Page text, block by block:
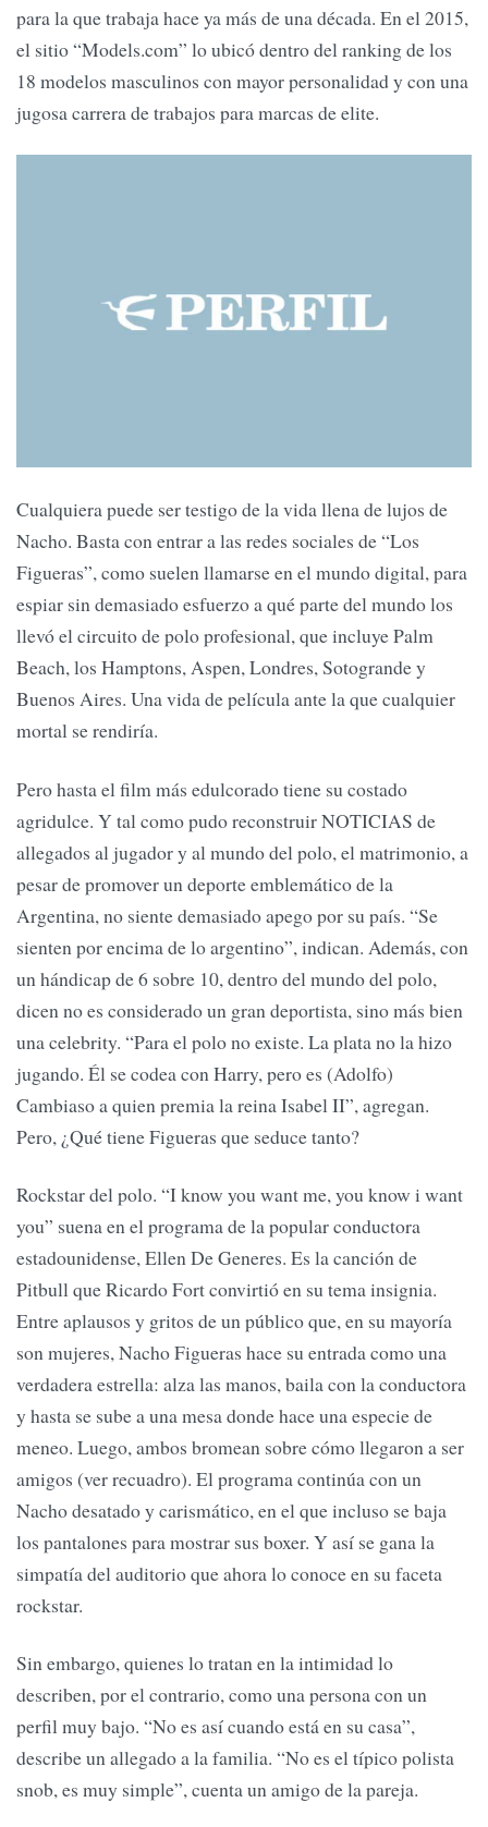
para la que trabaja hace ya más de una década. En el 2015,
el sitio “Models.com” lo ubicó dentro del ranking de los
18 modelos masculinos con mayor personalidad y con una
jugosa carrera de trabajos para marcas de elite.
Cualquiera puede ser testigo de la vida llena de lujos de
Nacho. Basta con entrar a las redes sociales de “Los
Figueras”, como suelen llamarse en el mundo digital, para
espiar sin demasiado esfuerzo a qué parte del mundo los
llevó el circuito de polo profesional, que incluye Palm
Beach, los Hamptons, Aspen, Londres, Sotogrande y
Buenos Aires. Una vida de película ante la que cualquier
mortal se rendiría.
Pero hasta el film más edulcorado tiene su costado
agridulce. Y tal como pudo reconstruir NOTICIAS de
allegados al jugador y al mundo del polo, el matrimonio, a
pesar de promover un deporte emblemático de la
Argentina, no siente demasiado apego por su país. “Se
sienten por encima de lo argentino”, indican. Además, con
un hándicap de 6 sobre 10, dentro del mundo del polo,
dicen no es considerado un gran deportista, sino más bien
una celebrity. “Para el polo no existe. La plata no la hizo
jugando. Él se codea con Harry, pero es (Adolfo)
Cambiaso a quien premia la reina Isabel II”, agregan.
Pero, ¿Qué tiene Figueras que seduce tanto?
Rockstar del polo. “I know you want me, you know i want
you” suena en el programa de la popular conductora
estadounidense, Ellen De Generes. Es la canción de
Pitbull que Ricardo Fort convirtió en su tema insignia.
Entre aplausos y gritos de un público que, en su mayoría
son mujeres, Nacho Figueras hace su entrada como una
verdadera estrella: alza las manos, baila con la conductora
y hasta se sube a una mesa donde hace una especie de
meneo. Luego, ambos bromean sobre cómo llegaron a ser
amigos (ver recuadro). El programa continúa con un
Nacho desatado y carismático, en el que incluso se baja
los pantalones para mostrar sus boxer. Y así se gana la
simpatía del auditorio que ahora lo conoce en su faceta
rockstar.
Sin embargo, quienes lo tratan en la intimidad lo
describen, por el contrario, como una persona con un
perfil muy bajo. “No es así cuando está en su casa”,
describe un allegado a la familia. “No es el típico polista
snob, es muy simple”, cuenta un amigo de la pareja.